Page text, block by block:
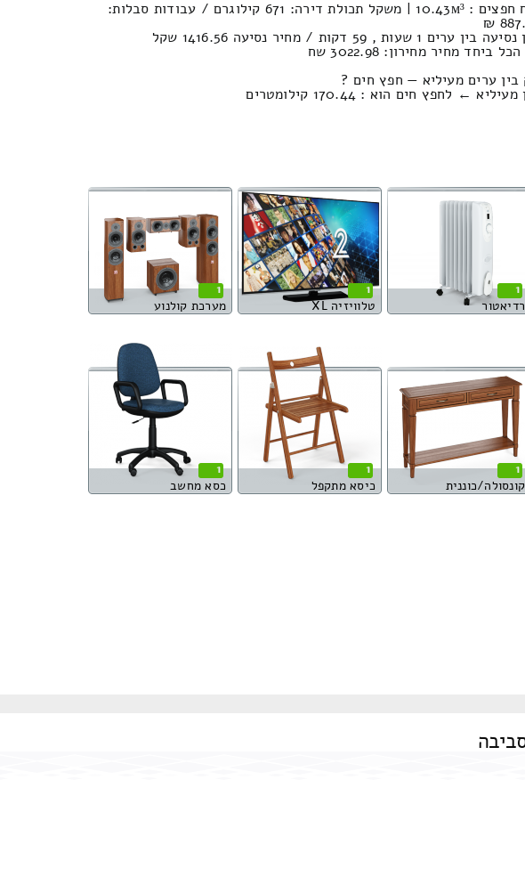
נפח חפצים : 10.43м³ | משקל תכולת דירה: 671 קילוגרם / עבודות סבלות:
בין ערים 1 שעות , 59 דקות / מחיר נסיעה 1416.56 שקל
ביחד מחיר מחירון: 3022.98 שח
ערים מעיליא — חפץ חים ?
← לחפץ חים הוא : 170.44 קילומטרים
1
רדיאטור
1
טלוויזיה XL
1
מערכת קולנוע
1
קונסולה/כוננית
1
כיסא מתקפל
1
כסא מחשב